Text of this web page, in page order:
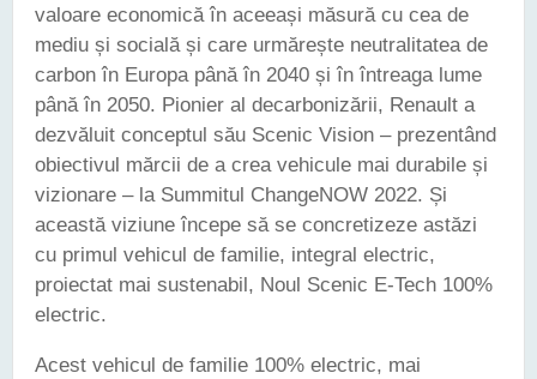
valoare economică în aceeași măsură cu cea de
mediu și socială și care urmărește neutralitatea de
carbon în Europa până în 2040 și în întreaga lume
până în 2050. Pionier al decarbonizării, Renault a
dezvăluit conceptul său Scenic Vision – prezentând
obiectivul mărcii de a crea vehicule mai durabile și
vizionare – la Summitul ChangeNOW 2022. Și
această viziune începe să se concretizeze astăzi
cu primul vehicul de familie, integral electric,
proiectat mai sustenabil, Noul Scenic E-Tech 100%
electric.
Acest vehicul de familie 100% electric, mai